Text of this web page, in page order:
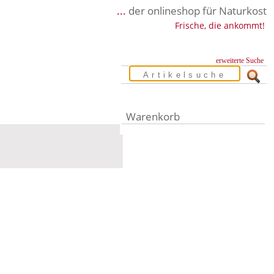
... der onlineshop für Naturkost
Frische, die ankommt!
erweiterte Suche
Warenkorb